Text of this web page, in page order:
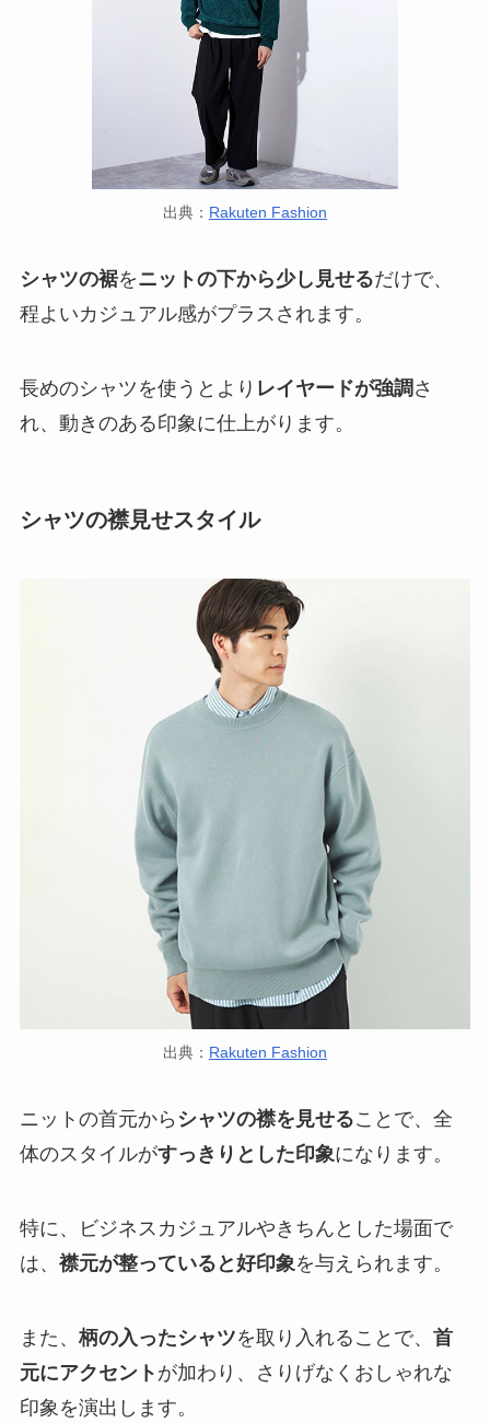
出典： Rakuten Fashion
シャツの裾をニットの下から少し見せるだけで、
程よいカジュアル感がプラスされます。
長めのシャツを使うとより レイヤードが強調 さ
れ、動きのある印象に仕上がります。
シャツの襟見せスタイル
出典： Rakuten Fashion
ニットの首元から シャツの襟を見せることで、全
体のスタイルがすっきりとした印象になります。
特に、ビジネスカジュアルやきちんとした場面で
は、 襟元が整っていると好印象を与えられます。
また、 柄の入ったシャツを取り入れることで、 首
元にアクセント が加わり、さりげなくおしゃれな
印象を演出します。